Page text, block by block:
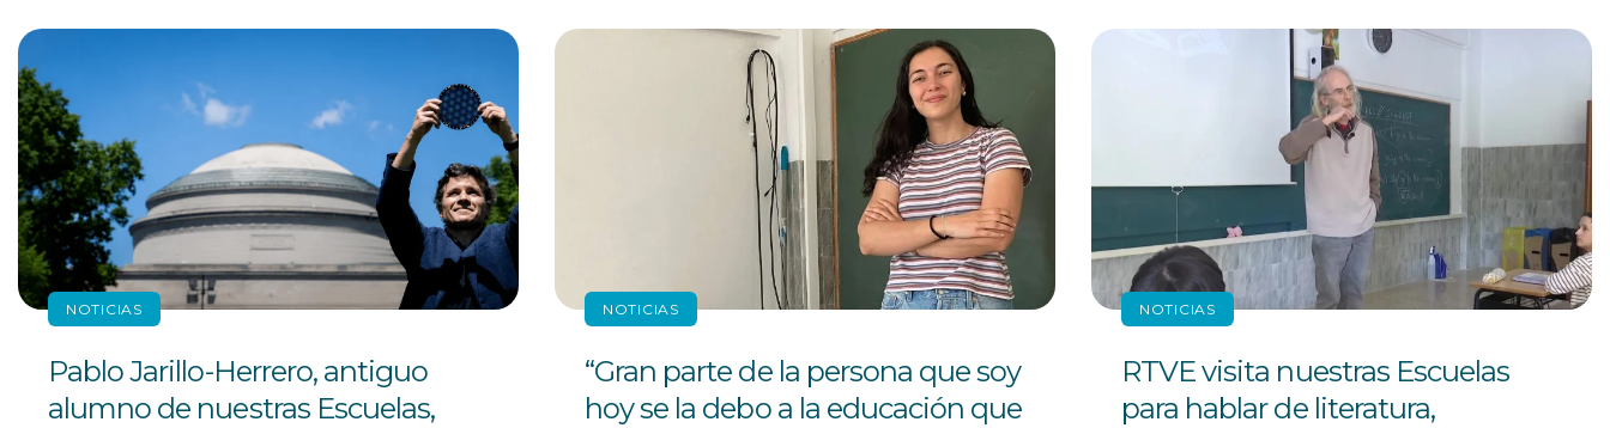
NOTICIAS
Pablo Jarillo-Herrero, antiguo
alumno de nuestras Escuelas,
NOTICIAS
“Gran parte de la persona que soy
hoy se la debo a la educación que
NOTICIAS
RTVE visita nuestras Escuelas
para hablar de literatura,